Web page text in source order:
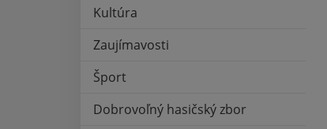
Kultúra
Zaujímavosti
Šport
Dobrovoľný hasičský zbor
Čítať ďalej